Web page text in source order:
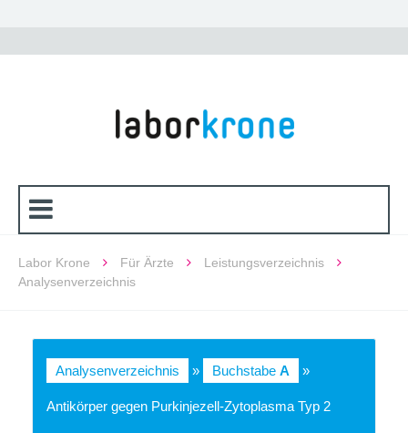
Labor Krone Für Ärzte
Leistungsverzeichnis
Analysenverzeichnis
Analysenverzeichnis » Buchstabe A »
Antikörper gegen Purkinjezell-Zytoplasma Typ 2